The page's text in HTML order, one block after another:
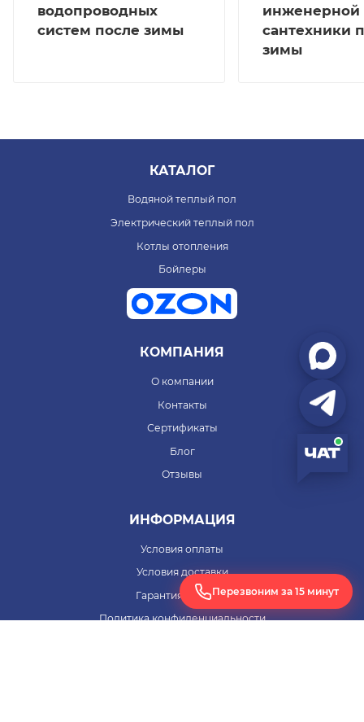
водопроводных
систем после зимы
инженерной
сантехники
зимы
КАТАЛОГ
Водяной теплый пол
Электрический теплый пол
Котлы отопления
Бойлеры
КОМПАНИЯ
О компании
Контакты
Сертификаты
Блог
Отзывы
ИНФОРМАЦИЯ
Условия оплаты
Условия доставки
Гарантия на товар
Политика конфиденциальности
Перезвоним за 15 минут